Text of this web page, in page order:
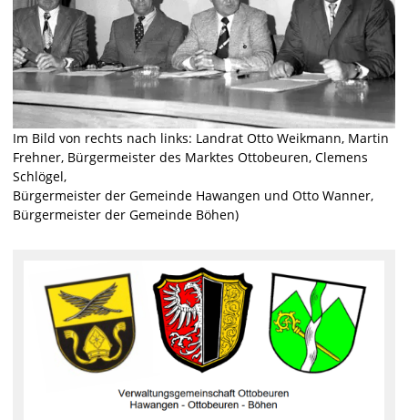
Im Bild von rechts nach links: Landrat Otto Weikmann, Martin
Frehner, Bürgermeister des Marktes Ottobeuren, Clemens
Schlögel,
Bürgermeister der Gemeinde Hawangen und Otto Wanner,
Bürgermeister der Gemeinde Böhen)